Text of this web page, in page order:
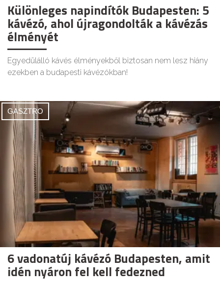
Különleges napindítók Budapesten: 5
kávézó, ahol újragondolták a kávézás
élményét
Egyedülálló kávés élményekből biztosan nem lesz hiány
ezekben a budapesti kávézókban!
GASZTRO
6 vadonatúj kávézó Budapesten, amit
idén nyáron fel kell fedezned